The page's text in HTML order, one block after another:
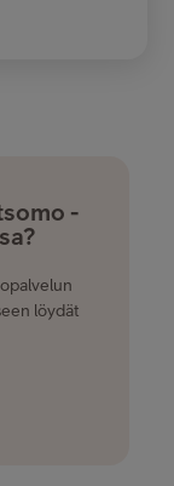
-
löydät